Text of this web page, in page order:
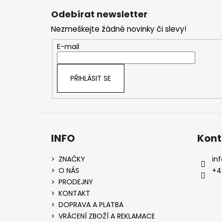
Odebírat newsletter
Nezmeškejte žádné novinky či slevy!
E-mail
PŘIHLÁSIT SE
INFO
ZNAČKY
O NÁS
PRODEJNY
KONTAKT
DOPRAVA A PLATBA
VRÁCENÍ ZBOŽÍ A REKLAMACE